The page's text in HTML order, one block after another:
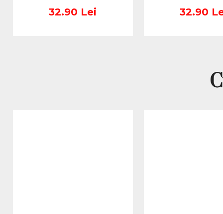
32.90 Lei 32.90